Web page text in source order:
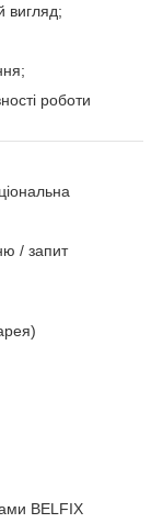
вигляд;
роботи
/ запит
BELFIX